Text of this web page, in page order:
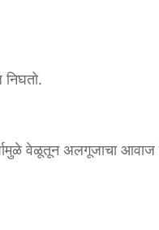
वेळूतून अलगूजाचा आवाज